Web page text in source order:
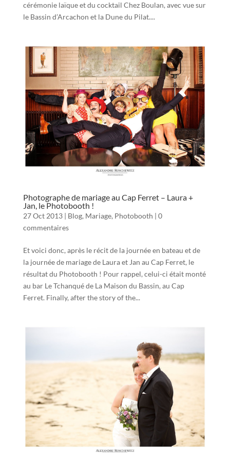
cérémonie laïque et du cocktail Chez Boulan, avec vue sur
le Bassin d’Arcachon et la Dune du Pilat....
Photographe de mariage au Cap Ferret – Laura +
Jan, le Photobooth !
27 Oct 2013| Blog, Mariage, Photobooth | 0
commentaires
Et voici donc, après le récit de la journée en bateau et de
la journée de mariage de Laura et Jan au Cap Ferret, le
résultat du Photobooth ! Pour rappel, celui-ci était monté
au bar Le Tchanqué de La Maison du Bassin, au Cap
Ferret. Finally, after the story of the...